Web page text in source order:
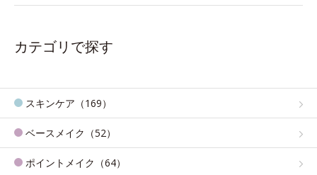
カテゴリで探す
スキンケア（169）
ベースメイク（52）
ポイントメイク（64）